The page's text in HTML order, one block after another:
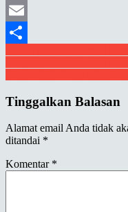
Mastodon
Email
Share
Navigasi
pos
Tinggalkan Balasan
Alamat email Anda tidak
ditandai *
Komentar *